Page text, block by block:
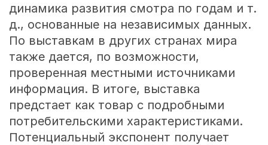
динамика развития смотра по годам и т.
д., основанные на независимых данных.
По выставкам в других странах мира
также дается, по возможности,
проверенная местными источниками
информация. В итоге, выставка
предстает как товар с подробными
потребительскими характеристиками.
Потенциальный экспонент получает